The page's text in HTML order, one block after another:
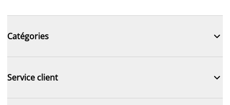
Catégories 
Service client 